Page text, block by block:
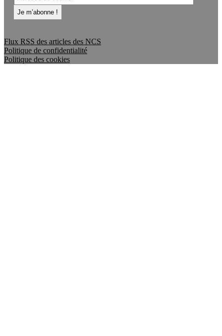
Flux RSS des articles des NCS
Politique de confidentialité
Politique des cookies